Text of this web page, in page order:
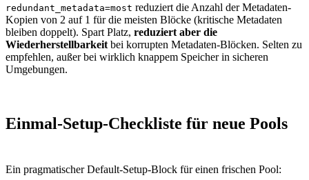
redundant_metadata=most reduziert die Anzahl der Metadaten-
Kopien von 2 auf 1 für die meisten Blöcke (kritische Metadaten
bleiben doppelt). Spart Platz, reduziert aber die
Wiederherstellbarkeit bei korrupten Metadaten-Blöcken. Selten zu
empfehlen, außer bei wirklich knappem Speicher in sicheren
Umgebungen.
Einmal-Setup-Checkliste für neue Pools
Ein pragmatischer Default-Setup-Block für einen frischen Pool: